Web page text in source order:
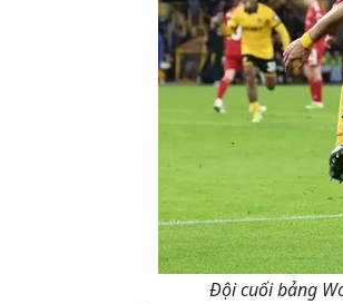
Đội cuối bảng